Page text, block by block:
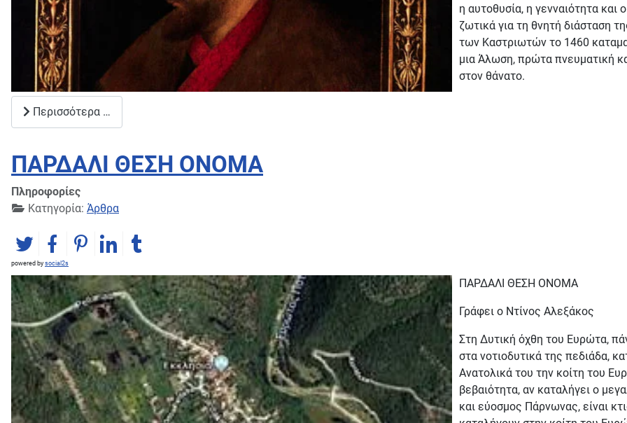
η αυτοθυσία, η γενναιότητα και
ζωτικά για τη θνητή διάσταση
των Καστριωτών το 1460
μια Άλωση, πρώτα πνευματική
στον θάνατο.
Περισσότερα …
ΠΑΡΔΑΛΙ ΘΕΣΗ ΟΝΟΜΑ
Πληροφορίες
Κατηγορία: Άρθρα
powered by social2s
ΠΑΡΔΑΛΙ ΘΕΣΗ ΟΝΟΜΑ
Γράφει ο Ντίνος Αλεξάκος
Στη Δυτική όχθη του Ευρώτα,
στα νοτιοδυτικά της πεδιάδα,
Ανατολικά του την κοίτη του
βεβαιότητα, αν καταλήγει ο
και εύοσμος Πάρνωνας, είναι